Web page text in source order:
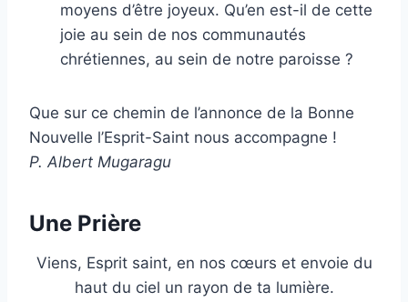
moyens d’être joyeux. Qu’en est-il de cette
joie au sein de nos communautés
chrétiennes, au sein de notre paroisse ?
Que sur ce chemin de l’annonce de la Bonne
Nouvelle l’Esprit-Saint nous accompagne !
P. Albert Mugaragu
Une Prière
Viens, Esprit saint, en nos cœurs et envoie du
haut du ciel un rayon de ta lumière.